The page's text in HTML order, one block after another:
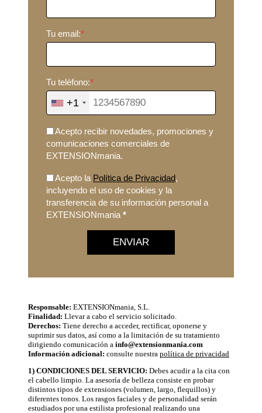
Tu email:*
Tu teléfono:*
+1
Acepto recibir novedades, promociones y
comunicaciones comerciales de
EXTENSIONmania.
Acepto la Política de Privacidad,
incluyendo el uso de cookies y la
transferencia de su información personal a
EXTENSIONmania *
ENVIAR
Responsable: EXTENSIONmania, S.L.
Finalidad: Llevar a cabo el servicio solicitado.
Derechos: Tiene derecho a acceder, rectificar, oponerse y
suprimir sus datos, así como a la limitación de su tratamiento
dirigiendo comunicación a info@extensionmania.com
Información adicional: consulte nuestra política de privacidad
1) CONDICIONES DEL SERVICIO: Debes acudir a la cita con
el cabello limpio. La asesoría de belleza consiste en probar
distintos tipos de extensiones (volumen, largo, flequillos) y
diferentes tonos. Los rasgos faciales y de personalidad serán
estudiados por una estilista profesional realizando una